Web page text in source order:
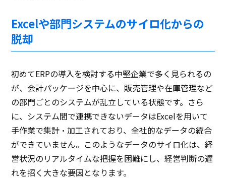
Excelや部門システムのサイロ化からの
脱却
初めてERPの導入を検討する中堅企業で多く見られるの
が、会計パッケージを中心に、販売管理や在庫管理など
の部門ごとのシステムが乱立している状態です。さら
に、システム間で連携できないデータはExcelを用いて
手作業で集計・加工されており、全社的なデータの統合
ができていません。このようなデータのサイロ化は、経
営状況のリアルタイムな把握を困難にし、経営判断の遅
れを招く大きな要因となります。